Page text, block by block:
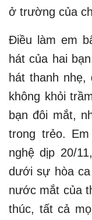
ở trường của
Điều làm em
hát của hai
hát thanh nhẹ,
không khỏi
bạn đôi mắt,
trong trẻo.
nghệ dịp 20/
dưới sự hòa
nước mắt của
thúc, tất cả